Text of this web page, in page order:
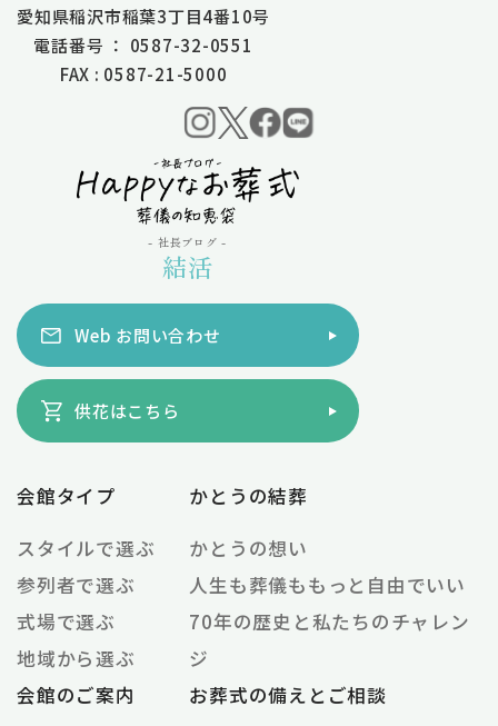
愛知県稲沢市稲葉3丁目4番10号
電話番号 ： 0587-32-0551
FAX : 0587-21-5000
- 社長ブログ -
結活
Web お問い合わせ
供花はこちら
会館タイプ
スタイルで選ぶ
参列者で選ぶ
式場で選ぶ
地域から選ぶ
会館のご案内
かとうの結葬
かとうの想い
人生も葬儀ももっと自由でいい
70年の歴史と私たちのチャレン
ジ
お葬式の備えとご相談